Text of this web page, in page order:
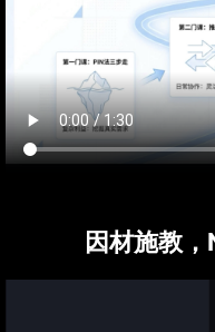
因材施教